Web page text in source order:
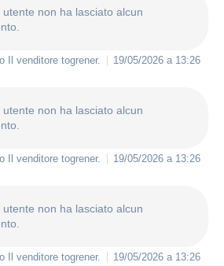
utente non ha lasciato alcun
Il venditore togrener. 19/05/2026 a 13:26
utente non ha lasciato alcun
Il venditore togrener. 19/05/2026 a 13:26
utente non ha lasciato alcun
Il venditore togrener. 19/05/2026 a 13:26